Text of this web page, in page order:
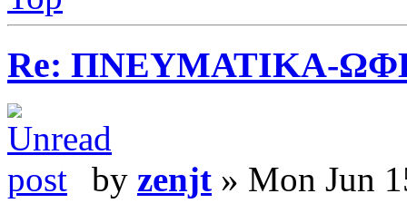
Re: ΠΝΕΥΜΑΤΙΚΑ-
by zenjt » Mon Jun